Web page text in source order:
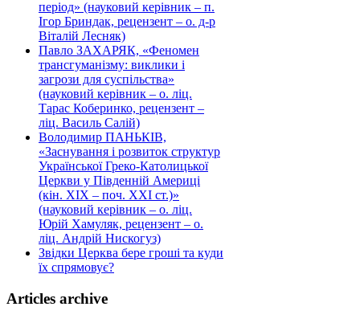
період» (науковий керівник – п.
Ігор Бриндак, рецензент – о. д-р
Віталій Лесняк)
Павло ЗАХАРЯК, «Феномен
трансгуманізму: виклики і
загрози для суспільства»
(науковий керівник – о. ліц.
Тарас Коберинко, рецензент –
ліц. Василь Салій)
Володимир ПАНЬКІВ,
«Заснування і розвиток структур
Української Греко-Католицької
Церкви у Південній Америці
(кін. ХІХ – поч. ХХІ ст.)»
(науковий керівник – о. ліц.
Юрій Хамуляк, рецензент – о.
ліц. Андрій Нискогуз)
Звідки Церква бере гроші та куди
їх спрямовує?
Articles archive